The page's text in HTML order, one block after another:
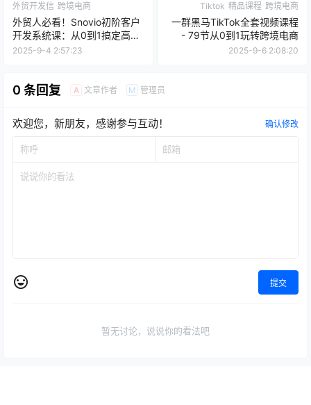
外贸开发信 跨境电商
外贸人必看！Snovio初阶客户
开发系统课：从0到1搞定高回
复率开发信！
2025-9-4 2:57:23
Tiktok 精品课程 跨境电商
一群黑马TikTok全套视频课程
- 79节从0到1玩转跨境电商
2025-9-6 2:08:20
0 条回复 A 文章作者 M 管理员
欢迎您，新朋友，感谢参与互动！ 确认修改
提交
暂无讨论，说说你的看法吧